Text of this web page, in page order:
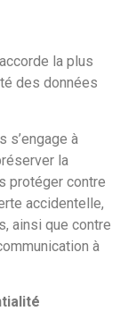
la plus
des données
s’engage à
la
protéger contre
accidentelle,
ainsi que contre
à